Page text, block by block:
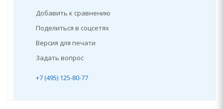
Добавить к сравнению
Поделиться в соцсетях
Версия для печати
Задать вопрос
+7 (495) 125-80-77